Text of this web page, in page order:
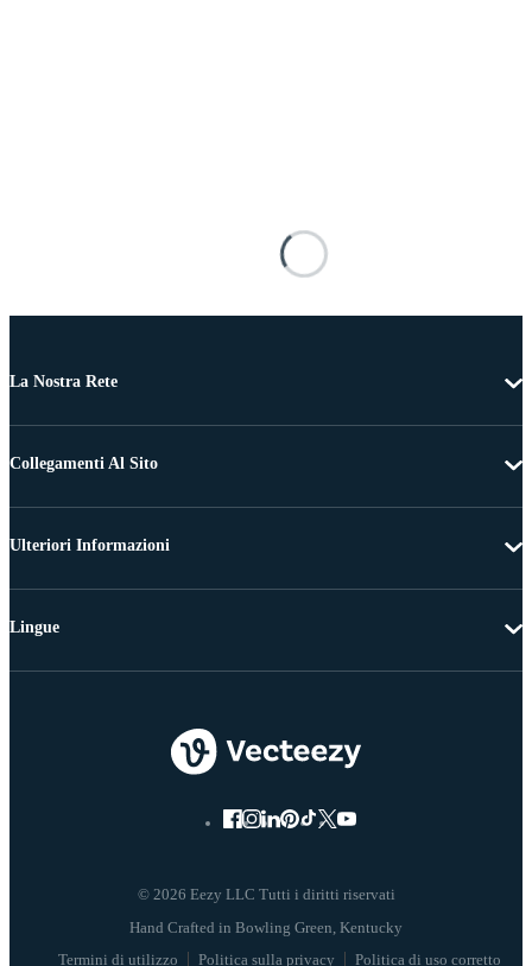
La Nostra Rete
Collegamenti Al Sito
Ulteriori Informazioni
© 2026 Eezy LLC Tutti i diritti riservati
Termini di utilizzo Politica sulla privacy Politica di uso corretto
Lingue